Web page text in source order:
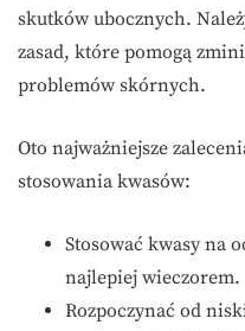
skutków ubocznych.
zasad, które pomogą
problemów skórnych.
Oto najważniejsze
stosowania kwasów:
Stosować kwasy na
najlepiej wieczorem.
Rozpoczynać od